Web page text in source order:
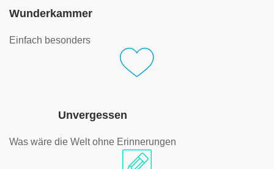
Wunderkammer
Einfach besonders
Unvergessen
Was wäre die Welt ohne Erinnerungen